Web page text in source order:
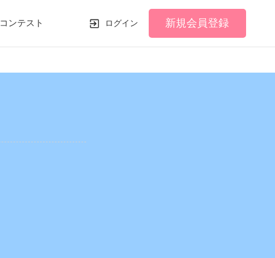
コンテスト ログイン 新規会員登録